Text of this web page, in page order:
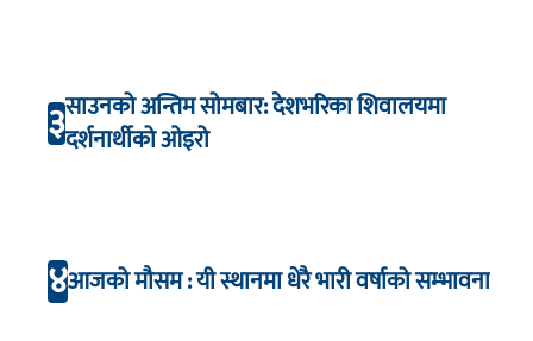
३साउनको अन्तिम सोमबार: देशभरिका शिवालयमा
दर्शनार्थीको ओइरो
४आजको मौसम : यी स्थानमा धेरै भारी वर्षाको सम्भावना